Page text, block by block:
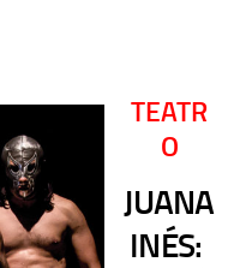
TEATR
O
JUANA
INÉS: